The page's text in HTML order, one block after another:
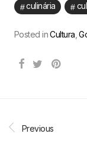
culinária
Posted inCultura
Previous